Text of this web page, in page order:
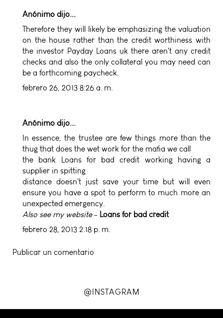
Anónimo dijo...
Therefore they will likely be emphasizing the valuation
on the house rather than the credit worthiness with
the investor Payday Loans uk there aren't any credit
checks and also the only collateral you may need can
be a forthcoming paycheck.
febrero 26, 2013 8:26 a. m.
Anónimo dijo...
In essence, the trustee are few things more than the
thug that does the wet work for the mafia we call
the bank Loans for bad credit working having a
supplier in spitting
distance doesn't just save your time but will even
ensure you have a spot to perform to much more an
unexpected emergency.
Also see my website- Loans for bad credit
febrero 28, 2013 2:18 p. m.
Publicar un comentario
@INSTAGRAM